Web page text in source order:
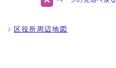
区役所周辺地図